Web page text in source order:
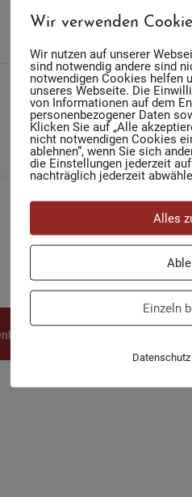
+ iCal /
spenden
Wir verwenden
Wir nutzen auf unserer
sind notwendig andere sind
notwendigen Cookies helfen
unseres Webseite. Die
von Informationen auf dem
personenbezogener Daten
Klicken Sie auf „Alle
nicht notwendigen Cookies
ablehnen“, wenn Sie sich
die Einstellungen jederzeit
nachträglich jederzeit
Alles
Einzeln
Datenschutz